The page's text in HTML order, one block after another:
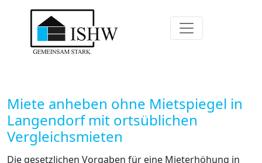
Miete anheben ohne Mietspiegel in
Langendorf mit ortsüblichen
Vergleichsmieten
Die gesetzlichen Vorgaben für eine Mieterhöhung in